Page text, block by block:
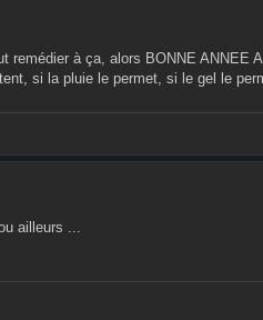
remédier à ça, alors BONNE ANNEE
si la pluie le permet, si le gel le
ailleurs ...